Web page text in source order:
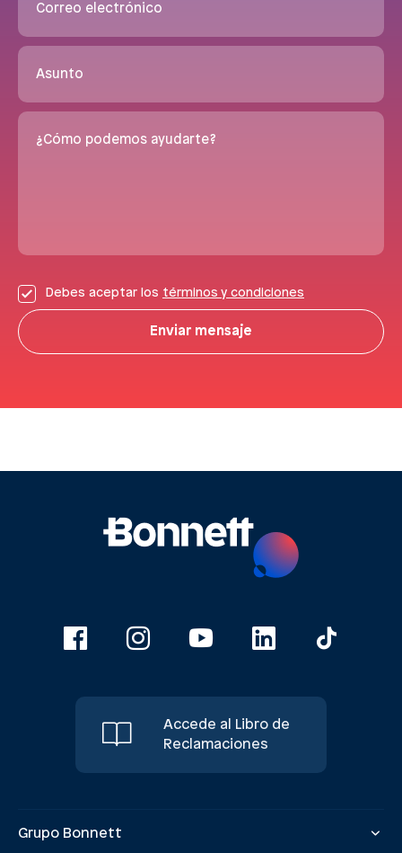
Correo electrónico
Asunto
¿Cómo podemos ayudarte?
Debes aceptar los términos y condiciones
Enviar mensaje
Accede al Libro de
Reclamaciones
Grupo Bonnett